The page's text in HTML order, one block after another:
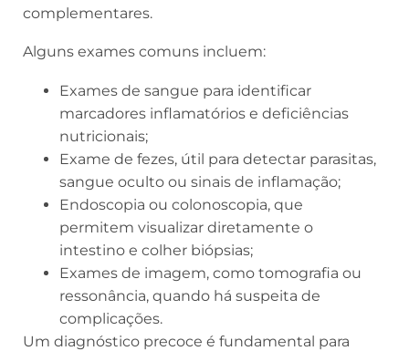
complementares.
Alguns exames comuns incluem:
Exames de sangue para identificar
marcadores inflamatórios e deficiências
nutricionais;
Exame de fezes, útil para detectar parasitas,
sangue oculto ou sinais de inflamação;
Endoscopia ou colonoscopia, que
permitem visualizar diretamente o
intestino e colher biópsias;
Exames de imagem, como tomografia ou
ressonância, quando há suspeita de
complicações.
Um diagnóstico precoce é fundamental para